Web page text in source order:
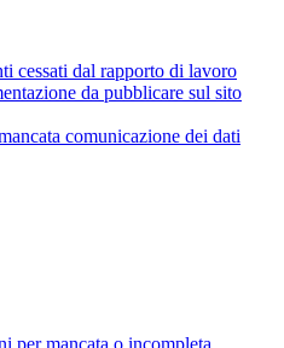
cessati dal rapporto di lavoro
da pubblicare sul sito
comunicazione dei dati